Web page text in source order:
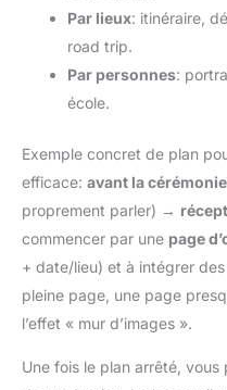
Par lieux: itinéraire,
road trip.
Par personnes:
école.
Exemple concret de plan
efficace: avant la cérémonie
proprement parler) →
commencer par une page
+ date/lieu) et à intégrer des
pleine page, une page
l’effet « mur d’images ».
Une fois le plan arrêté, vous